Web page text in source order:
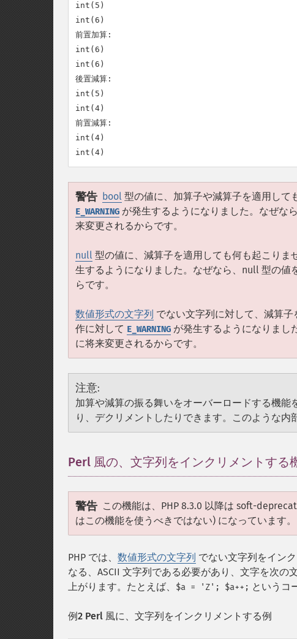
int(5)
int(6)
前置加算:
int(6)
int(6)
後置減算:
int(5)
int(4)
前置減算:
int(4)
警告 bool 型の値に、加算子や減算子を適用して
E_WARNING が発生するようになりました。なぜな
来変更されるからです。
null 型の値に、減算子を適用しても何も起こりま
生するようになりました。なぜなら、null 型の
らです。
数値形式の文字列 でない文字列に対して、減算
作に対して E_WARNING が発生するようになりまし
に将来変更されるからです。
注意:
加算や減算の振る舞いをオーバーロードする機
り、デクリメントしたりできます。このような内
Perl 風の、文字列をインクリメントする
警告 この機能は、PHP 8.3.0 以降は soft-
はこの機能を使うべきではない) になっています。
PHP では、 数値形式の文字列 でない文字列をイン
なる、ASCII 文字列である必要があり、文字を次の
上がります。たとえば、
$a = 'Z'; $a++; というコ
例2 Perl 風に、文字列をインクリメントする例